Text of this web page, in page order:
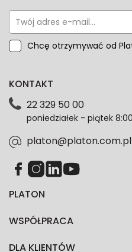
Chcę otrzymywać od
przeze mnie adres e-
dotyczące danych
każdym czasie.
zgodność z prawem
PLATON
WSPÓŁPRACA
DLA KLIENTÓW
KONTAKT
22 329 50 00
poniedziałek - piątek
platon@platon.com.pl